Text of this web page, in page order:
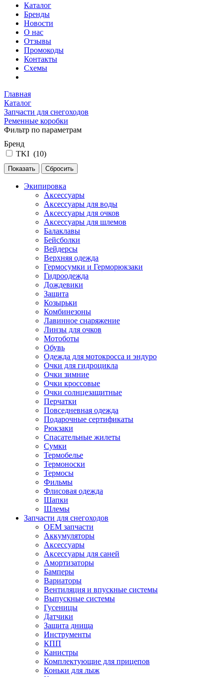
Каталог
Бренды
Новости
О нас
Отзывы
Промокоды
Контакты
Схемы
Главная
Каталог
Запчасти для снегоходов
Ременные коробки
Фильтр по параметрам
Бренд
TKI (10)
Экипировка
Аксессуары
Аксессуары для воды
Аксессуары для очков
Аксессуары для шлемов
Балаклавы
Бейсболки
Вейдерсы
Верхняя одежда
Гермосумки и Герморюкзаки
Гидроодежда
Дождевики
Защита
Козырьки
Комбинезоны
Лавинное снаряжение
Линзы для очков
Мотоботы
Обувь
Одежда для мотокросса и эндуро
Очки для гидроцикла
Очки зимние
Очки кроссовые
Очки солнцезащитные
Перчатки
Повседневная одежда
Подарочные сертификаты
Рюкзаки
Спасательные жилеты
Сумки
Термобелье
Термоноски
Термосы
Фильмы
Флисовая одежда
Шапки
Шлемы
Запчасти для снегоходов
OEM запчасти
Аккумуляторы
Аксессуары
Аксессуары для саней
Амортизаторы
Бамперы
Вариаторы
Вентиляция и впускные системы
Выпускные системы
Гусеницы
Датчики
Защита днища
Инструменты
КПП
Канистры
Комплектующие для прицепов
Коньки для лыж